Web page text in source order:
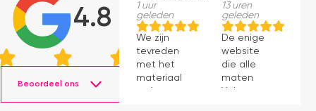
4.8
Beoordeel ons
1 uur
geleden
We zijn
tevreden
met het
materiaal
13 uren
geleden
De enige
website
die alle
maten